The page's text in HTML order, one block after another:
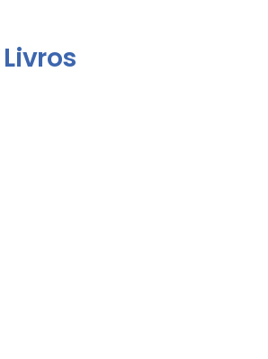
Livros